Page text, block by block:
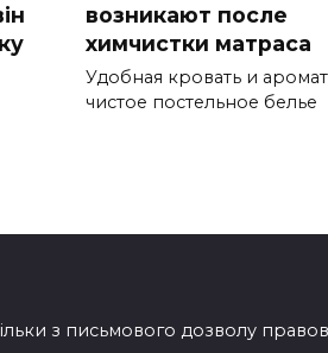
возникают после
химчистки матраса
Удобная кровать и
чистое постельное белье
з письмового дозволу